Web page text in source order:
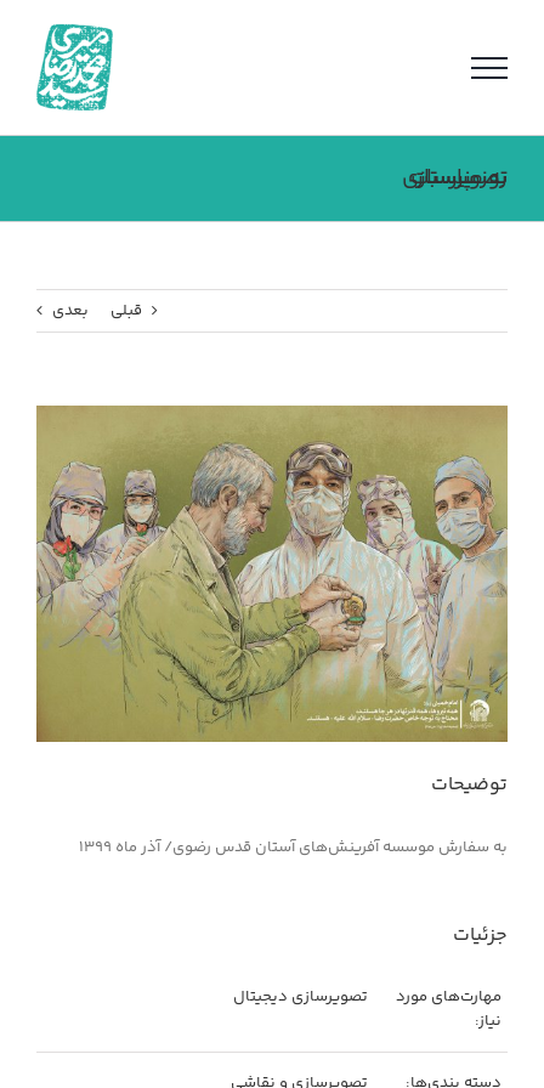
تصویرسازی به مناسبت روز پرستار
قبلی بعدی
بزرگتر
توضیحات
به سفارش موسسه آفرینش‌های آستان قدس رضوی/ آذر ماه ۱۳۹۹
جزئیات
مهارت‌های مورد
نیاز:
تصویرسازی دیجیتال